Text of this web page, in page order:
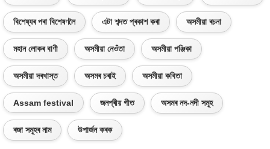
বিশেষ্যৰ পৰা বিশেষণলৈ এটা শব্দত প্ৰকাশ কৰা অসমীয়া ৰচনা
মহান লোকৰ বাণী অসমীয়া নেওঁতা অসমীয়া পঞ্জিকা
অসমীয়া দৰখাস্ত অসমৰ চৰাই অসমীয়া কবিতা
Assam festival জনপ্ৰীয় গীত অসমৰ নদ-নদী সমূহ
ৰজা সমূহৰ নাম উপাৰ্জন কৰক